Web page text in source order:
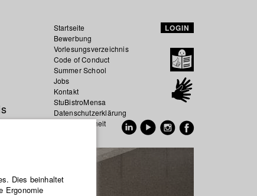
Startseite
Bewerbung
Vorlesungsverzeichnis
Code of Conduct
Summer School
Jobs
Kontakt
StuBistroMensa
Datenschutzerklärung
Datensicherheit
LOGIN
Dies beinhaltet
Ergonomie